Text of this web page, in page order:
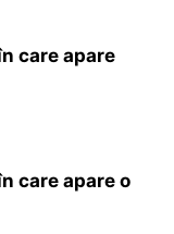
care apare
care apare o